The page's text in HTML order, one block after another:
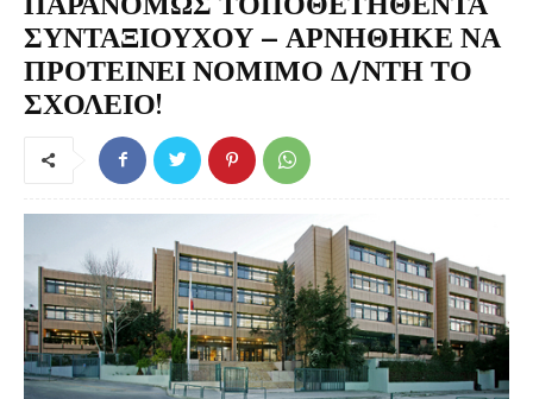
ΣΥΝΤΑΞΙΟΥΧΟΥ – ΑΡΝΗΘΗΚΕ ΝΑ
ΠΡΟΤΕΙΝΕΙ ΝΟΜΙΜΟ Δ/ΝΤΗ ΤΟ
ΣΧΟΛΕΙΟ!